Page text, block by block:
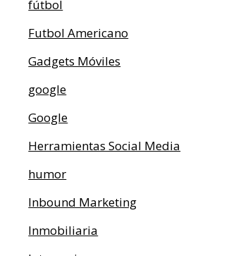
fútbol
Futbol Americano
Gadgets Móviles
google
Google
Herramientas Social Media
humor
Inbound Marketing
Inmobiliaria